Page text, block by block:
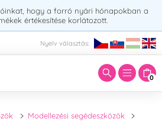
hogy a forró nyári hónapokban a
értékesítése korlátozott.
Nyelv választás:
0
kifejezést:
Modellezési segédeszközök